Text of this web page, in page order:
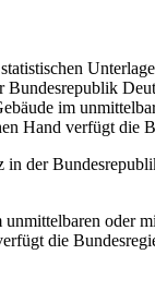
Bundesrepublik
im
Hand verfügt die
in der
unmittelbaren oder
die